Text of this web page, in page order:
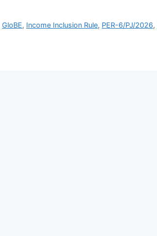
GloBE, Income Inclusion Rule, PER-6/PJ/2026,